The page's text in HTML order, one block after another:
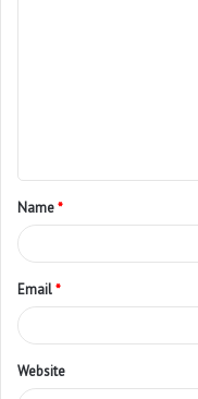
Name*
Email*
Website